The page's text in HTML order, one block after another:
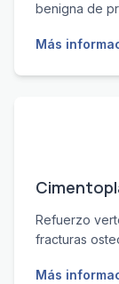
benigna de
Más
Refuerzo
fracturas
Más